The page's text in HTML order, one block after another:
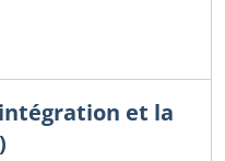
et la